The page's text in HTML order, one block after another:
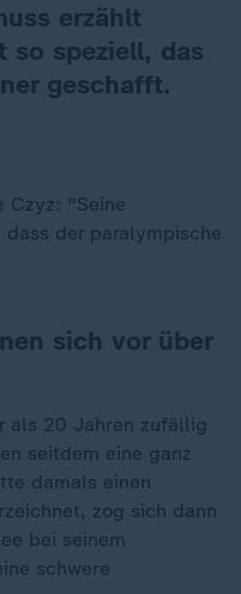
erzählt
so speziell, das
geschafft.
Czyz: "Seine
der paralympische
sich vor über
als 20 Jahren zufällig
seitdem eine ganz
damals einen
zog sich dann
bei seinem
schwere